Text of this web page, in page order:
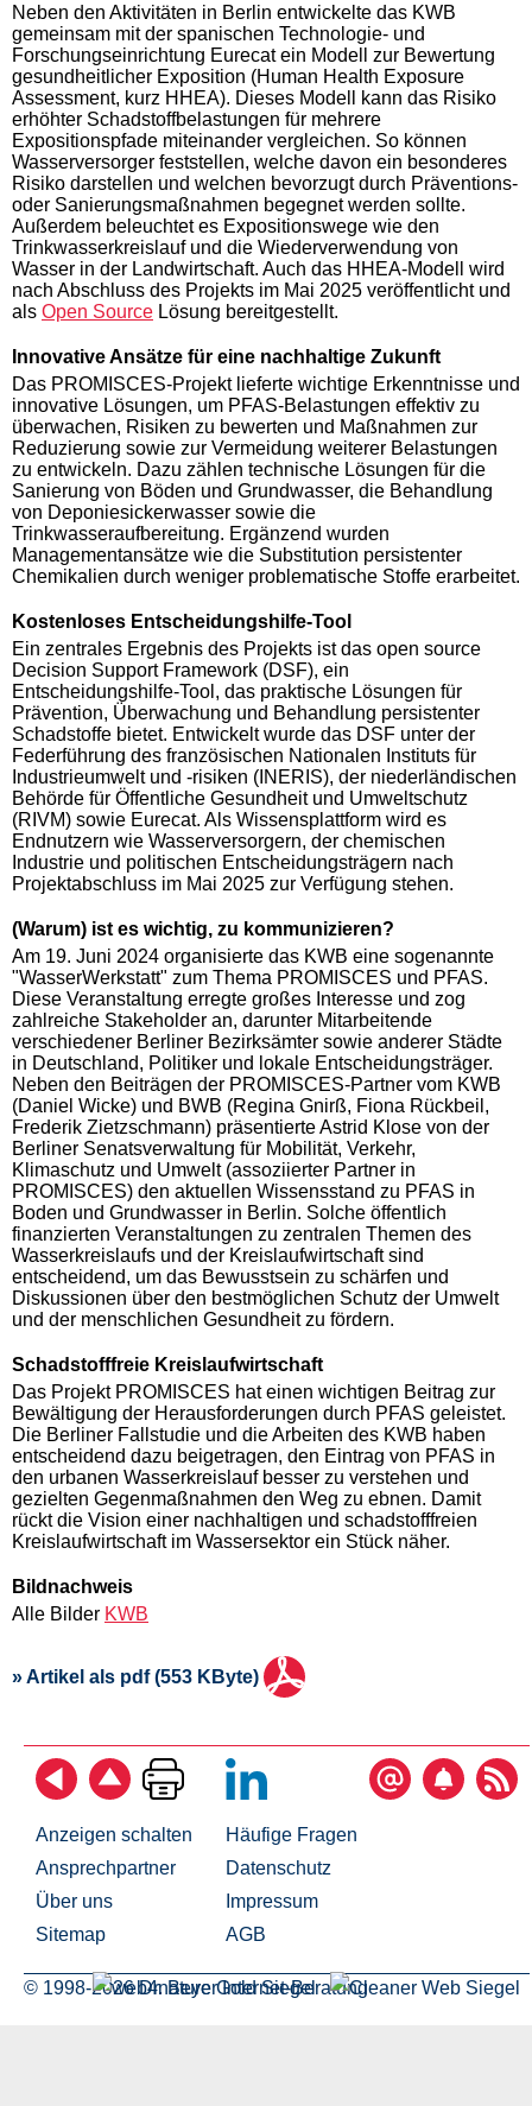
Neben den Aktivitäten in Berlin entwickelte das KWB
gemeinsam mit der spanischen Technologie- und
Forschungseinrichtung Eurecat ein Modell zur Bewertung
gesundheitlicher Exposition (Human Health Exposure
Assessment, kurz HHEA). Dieses Modell kann das Risiko
erhöhter Schadstoffbelastungen für mehrere
Expositionspfade miteinander vergleichen. So können
Wasserversorger feststellen, welche davon ein besonderes
Risiko darstellen und welchen bevorzugt durch Präventions-
oder Sanierungsmaßnahmen begegnet werden sollte.
Außerdem beleuchtet es Expositionswege wie den
Trinkwasserkreislauf und die Wiederverwendung von
Wasser in der Landwirtschaft. Auch das HHEA-Modell wird
nach Abschluss des Projekts im Mai 2025 veröffentlicht und
als Open Source Lösung bereitgestellt.
Innovative Ansätze für eine nachhaltige Zukunft
Das PROMISCES-Projekt lieferte wichtige Erkenntnisse und
innovative Lösungen, um PFAS-Belastungen effektiv zu
überwachen, Risiken zu bewerten und Maßnahmen zur
Reduzierung sowie zur Vermeidung weiterer Belastungen
zu entwickeln. Dazu zählen technische Lösungen für die
Sanierung von Böden und Grundwasser, die Behandlung
von Deponiesickerwasser sowie die
Trinkwasseraufbereitung. Ergänzend wurden
Managementansätze wie die Substitution persistenter
Chemikalien durch weniger problematische Stoffe erarbeitet.
Kostenloses Entscheidungshilfe-Tool
Ein zentrales Ergebnis des Projekts ist das open source
Decision Support Framework (DSF), ein
Entscheidungshilfe-Tool, das praktische Lösungen für
Prävention, Überwachung und Behandlung persistenter
Schadstoffe bietet. Entwickelt wurde das DSF unter der
Federführung des französischen Nationalen Instituts für
Industrieumwelt und -risiken (INERIS), der niederländischen
Behörde für Öffentliche Gesundheit und Umweltschutz
(RIVM) sowie Eurecat. Als Wissensplattform wird es
Endnutzern wie Wasserversorgern, der chemischen
Industrie und politischen Entscheidungsträgern nach
Projektabschluss im Mai 2025 zur Verfügung stehen.
(Warum) ist es wichtig, zu kommunizieren?
Am 19. Juni 2024 organisierte das KWB eine sogenannte
"WasserWerkstatt" zum Thema PROMISCES und PFAS.
Diese Veranstaltung erregte großes Interesse und zog
zahlreiche Stakeholder an, darunter Mitarbeitende
verschiedener Berliner Bezirksämter sowie anderer Städte
in Deutschland, Politiker und lokale Entscheidungsträger.
Neben den Beiträgen der PROMISCES-Partner vom KWB
(Daniel Wicke) und BWB (Regina Gnirß, Fiona Rückbeil,
Frederik Zietzschmann) präsentierte Astrid Klose von der
Berliner Senatsverwaltung für Mobilität, Verkehr,
Klimaschutz und Umwelt (assoziierter Partner in
PROMISCES) den aktuellen Wissensstand zu PFAS in
Boden und Grundwasser in Berlin. Solche öffentlich
finanzierten Veranstaltungen zu zentralen Themen des
Wasserkreislaufs und der Kreislaufwirtschaft sind
entscheidend, um das Bewusstsein zu schärfen und
Diskussionen über den bestmöglichen Schutz der Umwelt
und der menschlichen Gesundheit zu fördern.
Schadstofffreie Kreislaufwirtschaft
Das Projekt PROMISCES hat einen wichtigen Beitrag zur
Bewältigung der Herausforderungen durch PFAS geleistet.
Die Berliner Fallstudie und die Arbeiten des KWB haben
entscheidend dazu beigetragen, den Eintrag von PFAS in
den urbanen Wasserkreislauf besser zu verstehen und
gezielten Gegenmaßnahmen den Weg zu ebnen. Damit
rückt die Vision einer nachhaltigen und schadstofffreien
Kreislaufwirtschaft im Wassersektor ein Stück näher.
Bildnachweis
Alle Bilder KWB
» Artikel als pdf (553 KByte)
Anzeigen schalten
Ansprechpartner
Über uns
Sitemap
Häufige Fragen
Datenschutz
Impressum
AGB
© 1998-2026 Dr. Beyer Internet-Beratung